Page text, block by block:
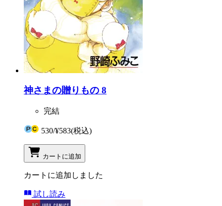
神さまの贈りもの 8
完結
530/¥583(税込)
カートに追加
カートに追加しました
試し読み